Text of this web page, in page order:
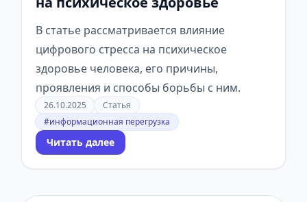
В статье рассматривается влияние
цифрового стресса на психическое
здоровье человека, его причины,
проявления и способы борьбы с ним.
26.10.2025
Статья
#информационная перегрузка
Читать далее